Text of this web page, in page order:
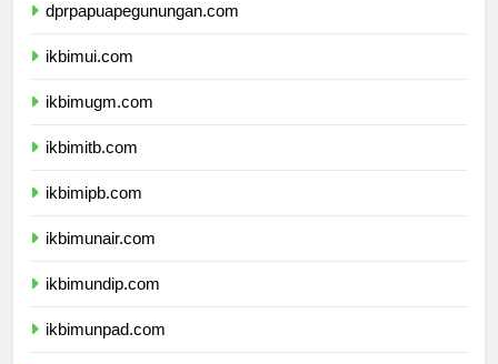
dprpapuapegunungan.com
ikbimui.com
ikbimugm.com
ikbimitb.com
ikbimipb.com
ikbimunair.com
ikbimundip.com
ikbimunpad.com